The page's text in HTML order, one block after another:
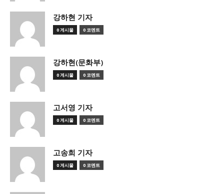
강하현 기자
0 게시물 0 코멘트
강하현(문화부)
0 게시물 0 코멘트
고서영 기자
0 게시물 0 코멘트
고송희 기자
0 게시물 0 코멘트